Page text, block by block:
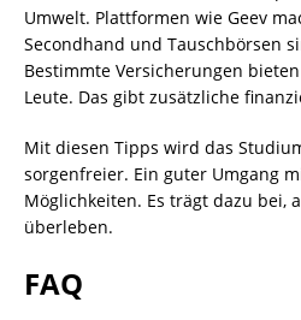
Umwelt. Plattformen wie Geev
Secondhand und Tauschbörsen
Bestimmte Versicherungen
Leute. Das gibt zusätzliche
Mit diesen Tipps wird das
sorgenfreier. Ein guter Umgang
Möglichkeiten. Es trägt dazu bei,
überleben.
FAQ